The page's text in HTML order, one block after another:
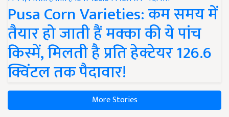
Pusa Corn Varieties: कम समय में
तैयार हो जाती हैं मक्का की ये पांच
किस्में, मिलती है प्रति हेक्टेयर 126.6
क्विंटल तक पैदावार!
More Stories